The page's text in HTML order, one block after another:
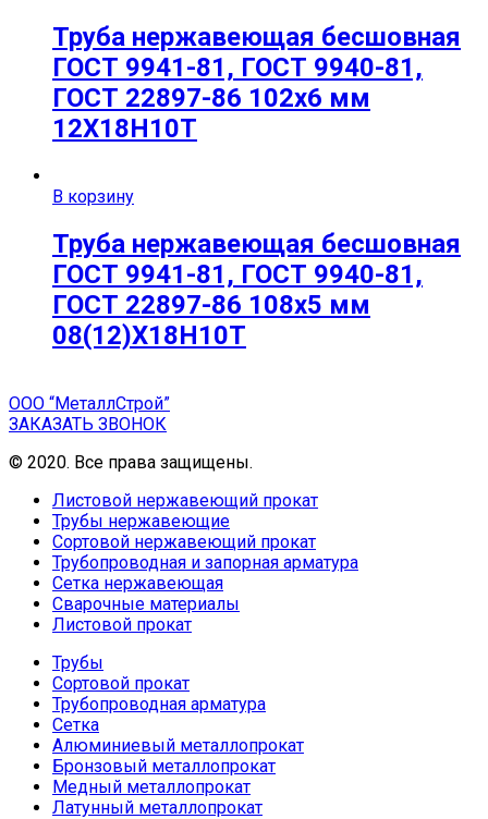
Труба нержавеющая бесшовная
ГОСТ 9941-81, ГОСТ 9940-81,
ГОСТ 22897-86 102х6 мм
12Х18Н10Т
В корзину
Труба нержавеющая бесшовная
ГОСТ 9941-81, ГОСТ 9940-81,
ГОСТ 22897-86 108х5 мм
08(12)Х18Н10Т
ООО “МеталлСтрой”
ЗАКАЗАТЬ ЗВОНОК
© 2020. Все права защищены.
Листовой нержавеющий прокат
Трубы нержавеющие
Сортовой нержавеющий прокат
Трубопроводная и запорная арматура
Сетка нержавеющая
Сварочные материалы
Листовой прокат
Трубы
Сортовой прокат
Трубопроводная арматура
Сетка
Алюминиевый металлопрокат
Бронзовый металлопрокат
Медный металлопрокат
Латунный металлопрокат